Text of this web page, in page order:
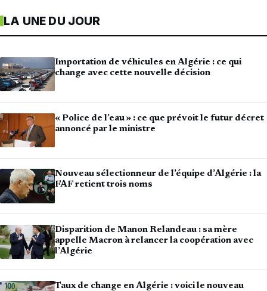
LA UNE DU JOUR
Importation de véhicules en Algérie : ce qui
change avec cette nouvelle décision
« Police de l’eau » : ce que prévoit le futur décret
annoncé par le ministre
Nouveau sélectionneur de l’équipe d’Algérie : la
FAF retient trois noms
Disparition de Manon Relandeau : sa mère
appelle Macron à relancer la coopération avec
l’Algérie
Taux de change en Algérie : voici le nouveau